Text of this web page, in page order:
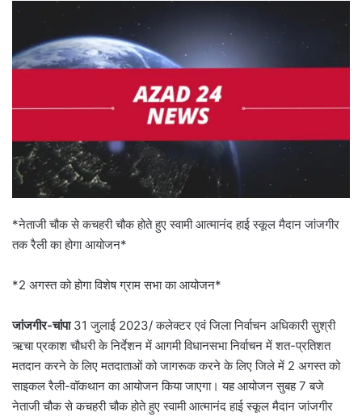
*नेताजी चौक से कचहरी चौक होते हुए स्वामी आत्मानंद हाई स्कूल मैदान जांजगीर
तक रैली का होगा आयोजन*
*2 अगस्त को होगा विशेष ग्राम सभा का आयोजन*
जांजगीर-चांपा31 जुलाई 2023/ कलेक्टर एवं जिला निर्वाचन अधिकारी सुश्री
ऋचा प्रकाश चौधरी के निर्देशन में आगमी विधानसभा निर्वाचन में शत-प्रतिशत
मतदान करने के लिए मतदाताओं को जागरूक करने के लिए जिले में 2 अगस्त को
साइकल रैली-वॉकथान का आयोजन किया जाएगा। यह आयोजन सुबह 7 बजे
नेताजी चौक से कचहरी चौक होते हुए स्वामी आत्मानंद हाई स्कूल मैदान जांजगीर